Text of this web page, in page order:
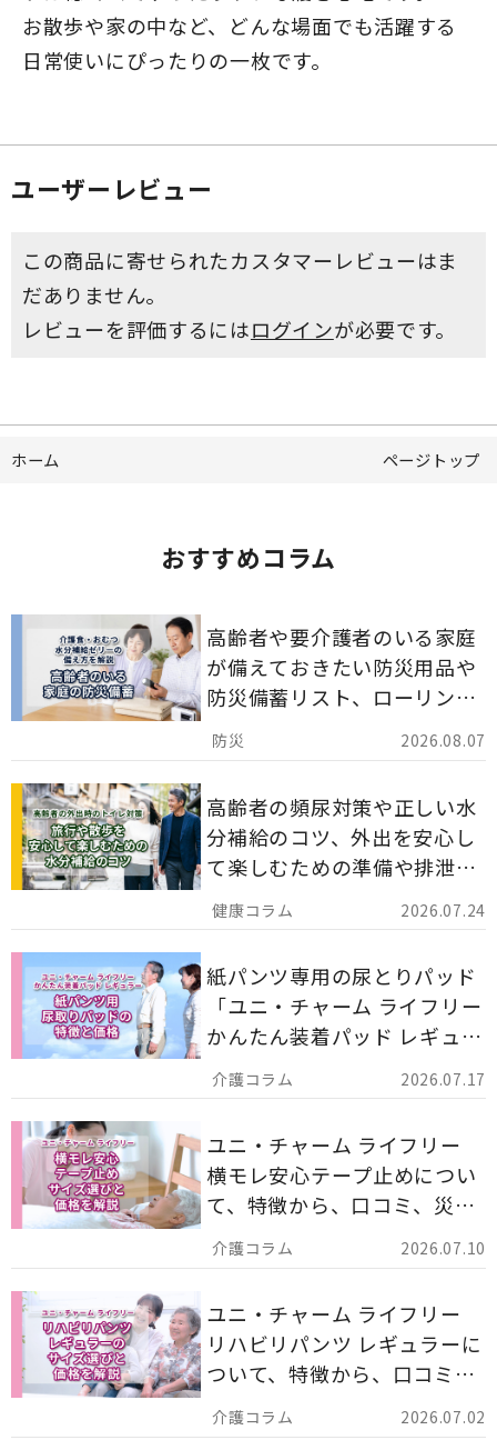
お散歩や家の中など、どんな場面でも活躍する
日常使いにぴったりの一枚です。
ユーザーレビュー
この商品に寄せられたカスタマーレビューはま
だありません。
レビューを評価するにはログインが必要です。
ホーム ページトップ
おすすめコラム
2026.08.07
高齢者や要介護者のいる家庭
が備えておきたい防災用品や
防災備蓄リスト、ローリング
ストックのポイントについて
解説します。
2026.07.24
高齢者の頻尿対策や正しい水
分補給のコツ、外出を安心し
て楽しむための準備や排泄ケ
ア用品の選び方を解説しま
す。
2026.07.17
紙パンツ専用の尿とりパッド
「ユニ・チャーム ライフリー
かんたん装着パッド レギュラ
ー 計162枚」について解説し
ます。
2026.07.10
ユニ・チャーム ライフリー
横モレ安心テープ止めについ
て、特徴から、口コミ、災害
備蓄としての活用法まで分か
りやすく解説します。
2026.07.02
ユニ・チャーム ライフリー
リハビリパンツ レギュラーに
ついて、特徴から、口コミ、
災害備蓄としての活用法まで
分かりやすく解説します。